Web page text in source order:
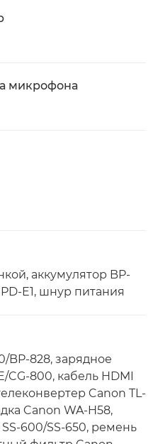
микрофона
аккумулятор BP-
E1, шнур питания
BP-828, зарядное
CG-800, кабель HDMI
Canon TL-
Canon WA-H58,
600/SS-650, ремень